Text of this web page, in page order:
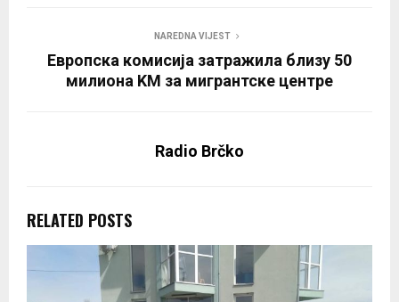
NAREDNA VIJEST
Европска комисија затражила близу 50
милиона KМ за мигрантске центре
Radio Brčko
RELATED POSTS